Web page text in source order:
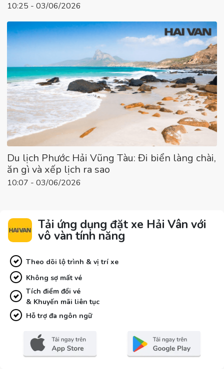
10:25 - 03/06/2026
Du lịch Phước Hải Vũng Tàu: Đi biển làng chài,
ăn gì và xếp lịch ra sao
10:07 - 03/06/2026
Tải ứng dụng đặt xe Hải Vân với
vô vàn tính năng
Theo dõi lộ trình & vị trí xe
Không sợ mất vé
Tích điểm đổi vé
& Khuyến mãi liên tục
Hỗ trợ đa ngôn ngữ